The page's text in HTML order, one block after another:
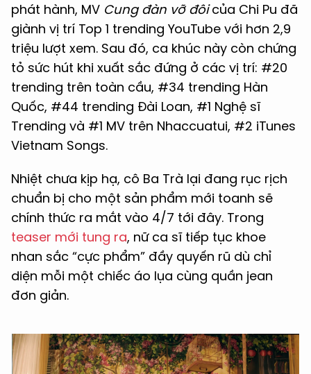
phát hành, MV Cung đàn vỡ đôicủa Chi Pu đã
giành vị trí Top 1 trending YouTube với hơn 2,9
triệu lượt xem. Sau đó, ca khúc này còn chứng
tỏ sức hút khi xuất sắc đứng ở các vị trí: #20
trending trên toàn cầu, #34 trending Hàn
Quốc, #44 trending Đài Loan, #1 Nghệ sĩ
Trending và #1 MV trên Nhaccuatui, #2 iTunes
Vietnam Songs.
Nhiệt chưa kịp hạ, cô Ba Trà lại đang rục rịch
chuẩn bị cho một sản phẩm mới toanh sẽ
chính thức ra mắt vào 4/7 tới đây. Trong
teaser mới tung ra, nữ ca sĩ tiếp tục khoe
nhan sắc “cực phẩm” đầy quyến rũ dù chỉ
diện mỗi một chiếc áo lụa cùng quần jean
đơn giản.